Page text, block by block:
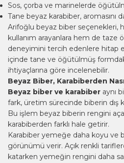
Sos, çorba ve marinelerde
Tane beyaz karabiber, aromasını
Arifoğlu beyaz biber seçenekleri,
kullanım arayanlara hem de taze
deneyimini tercih edenlere hitap
içinde tane ve öğütülmüş
ihtiyaçlarına göre incelenebilir.
Beyaz Biber, Karabiberden
Beyaz biber ve karabiber aynı
fark, üretim sürecinde biberin dış
Bu işlem beyaz biberin rengini
karabiberden farklı hale getirir.
Karabiber yemeğe daha koyu ve
görünümü verir. Açık renkli
katarken yemeğin rengini daha